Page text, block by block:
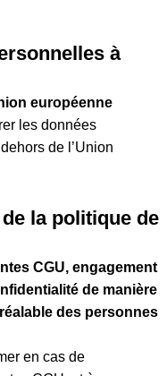
à
européenne
les données
de l’Union
la politique de
CGU, engagement
de manière
des personnes
en cas de